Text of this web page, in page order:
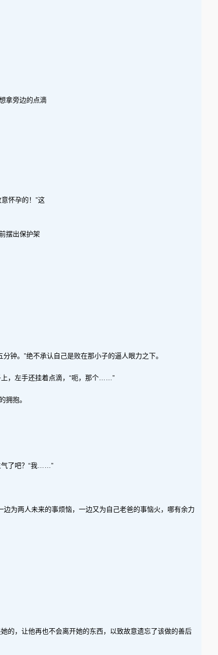
拿旁边的点滴
怀孕的！”这
摆出保护架
钟。”绝不承认自己是败在那小子的逼人眼力之下。
，左手还挂着点滴，“呃，那个……”
拥抱。
气了吧？“我……”
为两人未来的事烦恼，一边又为自己老爸的事恼火，哪有余力
的，让他再也不会离开她的东西，以致故意遗忘了该做的善后